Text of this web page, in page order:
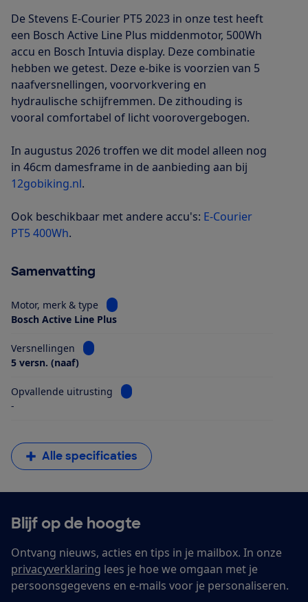
De Stevens E-Courier PT5 2023 in onze test heeft
een Bosch Active Line Plus middenmotor, 500Wh
accu en Bosch Intuvia display. Deze combinatie
hebben we getest. Deze e-bike is voorzien van 5
naafversnellingen, voorvorkvering en
hydraulische schijfremmen. De zithouding is
vooral comfortabel of licht voorovergebogen.
In augustus 2026 troffen we dit model alleen nog
in 46cm damesframe in de aanbieding aan bij
12gobiking.nl.
Ook beschikbaar met andere accu's: E-Courier
PT5 400Wh.
Samenvatting
Motor, merk & type
Bekijk informatie voor Motor, merk & type
Bosch Active Line Plus
Versnellingen
Bekijk informatie voor Versnellingen
5 versn. (naaf)
Opvallende uitrusting
Bekijk informatie voor Opvallende
-
Alle specificaties
Blijf op de hoogte
Ontvang nieuws, acties en tips in je mailbox. In onze
privacyverklaring lees je hoe we omgaan met je
persoonsgegevens en e-mails voor je personaliseren.